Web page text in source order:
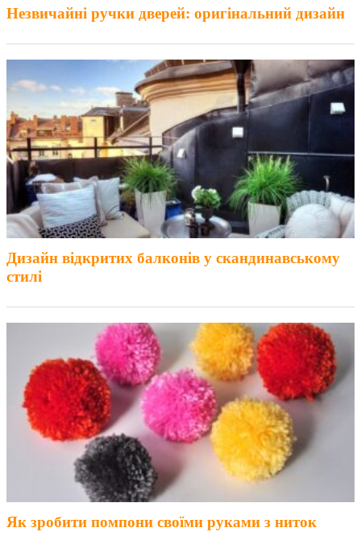
Незвичайні ручки дверей: оригінальний дизайн
Дизайн відкритих балконів у скандинавському
стилі
Як зробити помпони своїми руками з ниток